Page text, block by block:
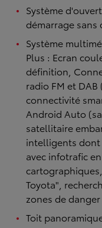
Système
démarrage sans
Système
Plus : Ecran
définition,
radio FM et
connectivité
Android Auto
satellitaire
intelligents
avec infotrafic
Toyota",
zones de
Toit